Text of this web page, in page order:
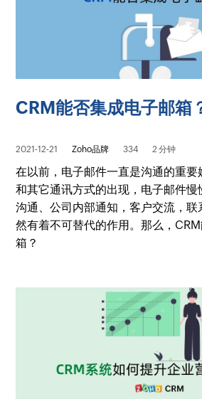
CRM能否集成电子邮箱
2021-12-21 Zoho品牌 334 2 分钟
在以前，电子邮件一直是沟通的重
和其它通讯方式的出现，电子邮件慢
沟通、公司内部通知，客户交流，联
然有着不可替代的作用。那么，
箱？